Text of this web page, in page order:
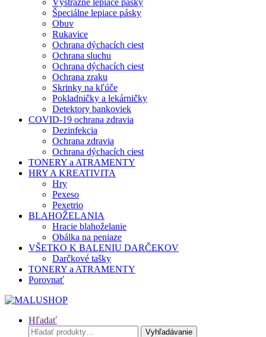
Výstražné lepiace pásky
Špeciálne lepiace pásky
Obuv
Rukavice
Ochrana dýchacích ciest
Ochrana sluchu
Ochrana dýchacích ciest
Ochrana zraku
Skrinky na kľúče
Pokladničky a lekárničky
Detektory bankoviek
COVID-19 ochrana zdravia
Dezinfekcia
Ochrana zdravia
Ochrana dýchacích ciest
TONERY a ATRAMENTY
HRY A KREATIVITA
Hry
Pexeso
Pexetrio
BLAHOŽELANIA
Hracie blahoželanie
Obálka na peniaze
VŠETKO K BALENIU DARČEKOV
Darčkové tašky
TONERY a ATRAMENTY
Porovnať
Hľadať
Hľadať:
Vyhľadávanie